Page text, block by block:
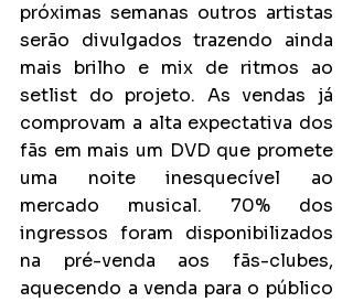
próximas semanas outros artistas
serão divulgados trazendo ainda
mais brilho e mix de ritmos ao
setlist do projeto. As vendas já
comprovam a alta expectativa dos
fãs em mais um DVD que promete
uma noite inesquecível ao
mercado musical. 70% dos
ingressos foram disponibilizados
na pré-venda aos fãs-clubes,
aquecendo a venda para o público